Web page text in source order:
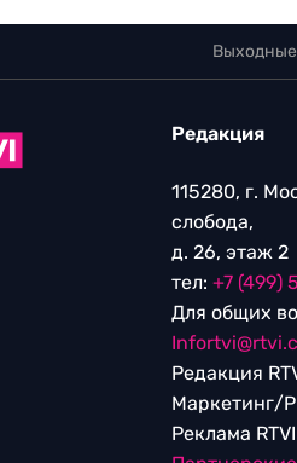
Редакция
115280, г.
слобода,
д. 26, этаж 2
тел: +7 (499)
Для общих
Редакция
Маркетинг/
Реклама